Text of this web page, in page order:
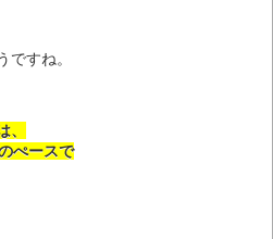
ですね。
、
ぺースで